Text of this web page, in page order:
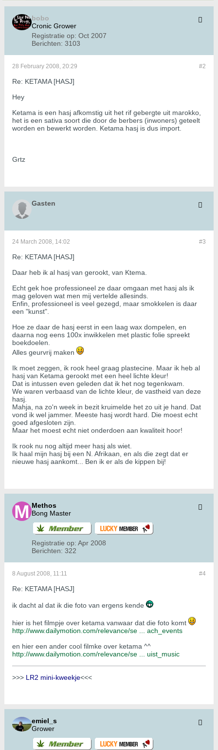
bobo
Cronic Grower
Registratie op: Oct 2007
Berichten: 3103
#2
28 February 2008, 20:29
Re: KETAMA [HASJ]
Hey
Ketama is een hasj afkomstig uit het rif gebergte uit marokko,
het is een sativa soort die door de berbers (inwoners) geteelt
worden en bewerkt worden. Ketama hasj is dus import.
Grtz
Gasten
#3
24 March 2008, 14:02
Re: KETAMA [HASJ]
Daar heb ik al hasj van gerookt, van Ktema.
Echt gek hoe professioneel ze daar omgaan met hasj als ik
mag geloven wat men mij vertelde allesinds.
Enfin, professioneel is veel gezegd, maar smokkelen is daar
een "kunst".
Hoe ze daar de hasj eerst in een laag wax dompelen, en
daarna nog eens 100x inwikkelen met plastic folie spreekt
boekdoelen.
Alles geurvrij maken
Ik moet zeggen, ik rook heel graag plastecine. Maar ik heb al
hasj van Ketama gerookt met een heel lichte kleur!
Dat is intussen even geleden dat ik het nog tegenkwam.
We waren verbaasd van de lichte kleur, de vastheid van deze
hasj.
Mahja, na zo'n week in bezit kruimelde het zo uit je hand. Dat
vond ik wel jammer. Meeste hasj wordt hard. Die moest echt
goed afgesloten zijn.
Maar het moest echt niet onderdoen aan kwaliteit hoor!
Ik rook nu nog altijd meer hasj als wiet.
Ik haal mijn hasj bij een N. Afrikaan, en als die zegt dat er
nieuwe hasj aankomt... Ben ik er als de kippen bij!
Methos
Bong Master
Registratie op: Apr 2008
Berichten: 322
#4
8 August 2008, 11:11
Re: KETAMA [HASJ]
ik dacht al dat ik die foto van ergens kende
hier is het filmpje over ketama vanwaar dat die foto komt
http://www.dailymotion.com/relevance/se ... ach_events
en hier een ander cool filmke over ketama ^^
http://www.dailymotion.com/relevance/se ... uist_music
>>> LR2 mini-kweekje<<<
emiel_s
Grower